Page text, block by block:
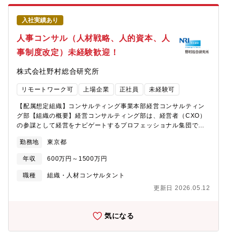
が在籍）【募集背景】中小PMIへの社会的ニーズが右肩上がりで増
加中。社会的な要請に応えつつ、買い手企業様や売り手企業様の
ニーズに対応するために積極的な増員募集。現在、供給力の不足
を外部パートナーとの協業によってカバーしているが、可能な限
り内製化していく意向。自己の成長に意欲的な方に参画していた
だき、将来的には管理職やマネジャー等、当社を一緒に作り上げ
イアント先・リモートワーク両立）平均残業月35～40時間（プロ
める人物像】社労士資格・実務を活かし、直接経営や現場支援に
い方課題解決・価値創出に真摯にチャレンジできる方
的なパッケージではなく、顧客ごとに最適な支援を重視。経営者
と膝を突き合わせて、現場の課題解決や対象会社従業員のモチベ
ーション向上まで真剣に考え抜きます。・組織を自ら大きくでき
る成長環境現在15名規模。設立間もないからこそ、会社とともに
自己成長ができ、将来のマネージャーなど管理職も積極的に狙え
ます。多様なバックグラウンド（銀行、会計、コンサル出身者）
スキル」を体得できるPMIの現場では、数字やシステムの統合だけ
でなく、「人」「組織」「モチベーション」も深く扱います。こ
の経験はAIに代替できない、本物の経営参謀力の修得につながり
（PMIプロジェクト参画）、課題整理、優先順位付け、アクション
プラン設計経営者や担当者と密な信頼関係を築き、現場での課題
や将来ビジョンの策定をリード従業員ヒアリングや改善案の提
示、施策の経営インパクトや優先度評価、現場・経営層双方への
慮したコミュニケーションも重視。・組織、人事評価制度等の改
合推進【特徴】・社長、経営幹部と密に連携し、トップダウンだ
けでなく現場参加型の施策企画・実行を実現。・社員インタビュ
支援だからこそ、成約後も離職ゼロ等・顧客組織一体となる成長
入社実績あり
人事コンサル（人材戦略、人的資本、人
事制度改定）未経験歓迎！
株式会社野村総合研究所
リモートワーク可 上場企業 正社員 未経験可
【配属想定組織】コンサルティング事業本部経営コンサルティン
グ部【組織の概要】経営コンサルティング部は、経営者（CXO）
の参謀として経営をナビゲートするプロフェッショナル集団で
し、経営視点の改革をリードしています。人事コンサルティング
領域を担当している「人事戦略・基盤改革グループ」では、組織
風土改革やPMI、専門人材処遇のための人事制度見直し、人材戦略
の策定、人的資本情報開示コンテンツ制作、グローバル人事等、
人事コンサルティングは、業種専門性を持つ戦略コンサルタント
ご支援を行っています。さらに、AIコンサルタントと共に体制を
組み、ピープルアナリティクスや人事DXのご支援も行っていま
す。【募集職種の期待役割】・答えのない課題に対して、自ら試
勤務地 東京都
年収 600万円～1500万円
職種
組織・人材コンサルタント
更新日 2026.05.12
気になる